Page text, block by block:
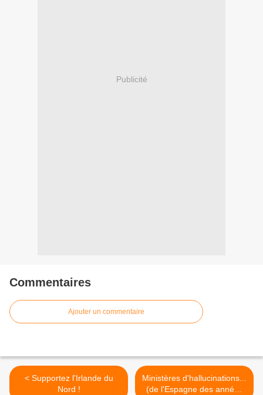
Publicité
Commentaires
Ajouter un commentaire
< Supportez l'Irlande du
Nord !
Ministères d'hallucinations...
(de l'Espagne des années